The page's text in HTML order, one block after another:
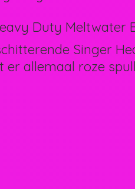
Duty Meltwater
Singer
er allemaal roze